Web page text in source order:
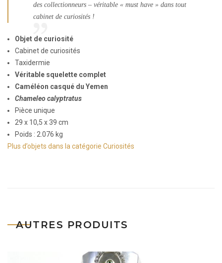
des collectionneurs – véritable « must have » dans tout
cabinet de curiosités !
Objet de curiosité
Cabinet de curiosités
Taxidermie
Véritable squelette complet
Caméléon casqué du Yemen
Chameleo calyptratus
Pièce unique
29 x 10,5 x 39 cm
Poids : 2.076 kg
Plus d’objets dans la catégorie Curiosités
AUTRES PRODUITS